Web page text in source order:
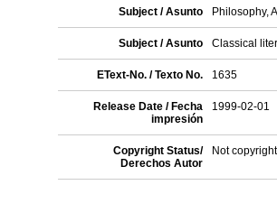
Subject / Asunto Philosophy,
Subject / Asunto Classical
EText-No. / Texto No. 1635
Release Date / Fecha
impresión
1999-02-01
Copyright Status/
Derechos Autor
Not